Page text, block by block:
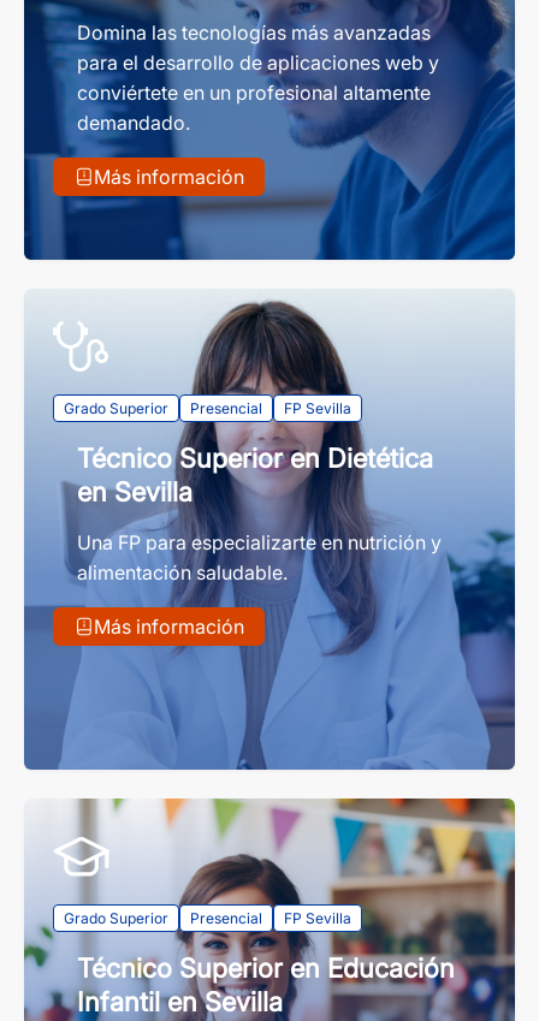
Domina las tecnologías más avanzadas
para el desarrollo de aplicaciones web y
conviértete en un profesional altamente
demandado.
Más información
Grado Superior Presencial FP Sevilla
Técnico Superior en Dietética
en Sevilla
Una FP para especializarte en nutrición y
alimentación saludable.
Más información
Grado Superior Presencial FP Sevilla
Técnico Superior en Educación
Infantil en Sevilla